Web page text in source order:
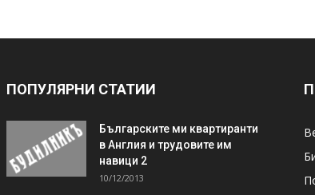
ПОПУЛЯРНИ СТАТИИ
Българските ми квартиранти
в Англия и трудовите им
навици 2
10/12/2013